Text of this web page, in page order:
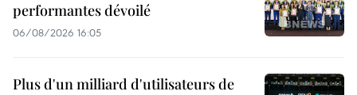
performantes dévoilé
06/08/2026 16:05
Plus d'un milliard d'utilisateurs de